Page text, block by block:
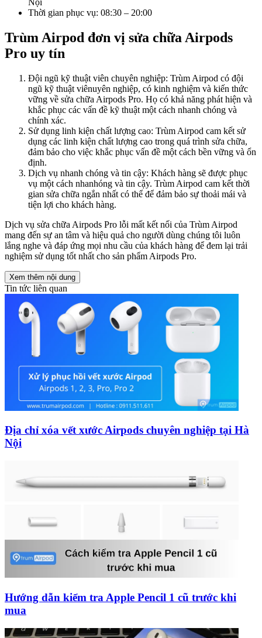
Thời gian phục vụ: 08:30 – 20:00
Trùm Airpod đơn vị sửa chữa Airpods
Pro uy tín
Đội ngũ kỹ thuật viên chuyên nghiệp: Trùm Airpod có đội
ngũ kỹ thuật viênuyên nghiệp, có kinh nghiệm và kiến thức
vững về sửa chữa Airpods Pro. Họ có khả năng phát hiện và
khắc phục các vấn đề kỹ thuật một cách nhanh chóng và
chính xác.
Sử dụng linh kiện chất lượng cao: Trùm Airpod cam kết sử
dụng các linh kiện chất lượng cao trong quá trình sửa chữa,
đảm bảo cho việc khắc phục vấn đề một cách bền vững và ổn
định.
Dịch vụ nhanh chóng và tin cậy: Khách hàng sẽ được phục
vụ một cách nhanhóng và tin cậy. Trùm Airpod cam kết thời
gian sửa chữa ngắn nhất có thể để đảm bảo sự thoải mái và
tiện lợi cho khách hàng.
Dịch vụ sửa chữa Airpods Pro lỗi mất kết nối của Trùm Airpod
mang đến sự an tâm và hiệu quả cho người dùng chúng tôi luôn
lắng nghe và đáp ứng mọi nhu cầu của khách hàng để đem lại trải
nghiệm sử dụng tốt nhất cho sản phẩm Airpods Pro.
Xem thêm nội dung
Tin tức liên quan
Địa chỉ xóa vết xước Airpods chuyên nghiệp tại Hà
Nội
Hướng dẫn kiểm tra Apple Pencil 1 cũ trước khi
mua